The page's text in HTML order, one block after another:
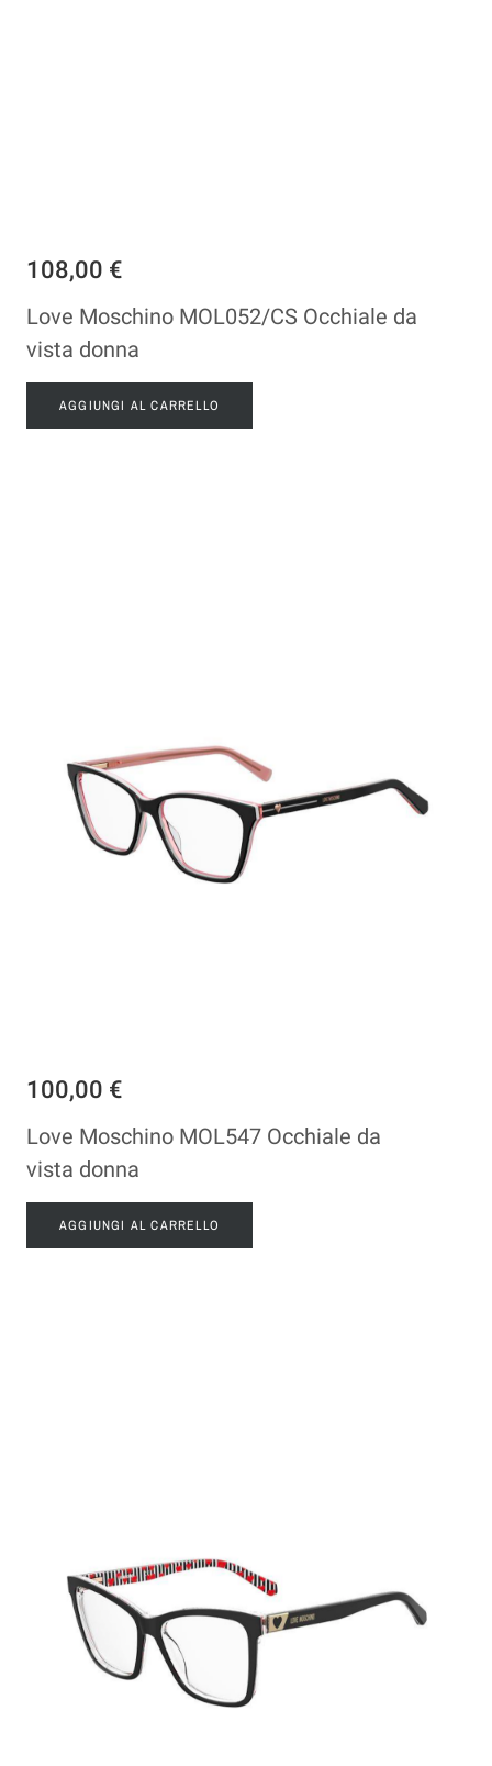
108,00 €
Love Moschino MOL052/CS Occhiale da
vista donna
AGGIUNGI AL CARRELLO
100,00 €
Love Moschino MOL547 Occhiale da
vista donna
AGGIUNGI AL CARRELLO